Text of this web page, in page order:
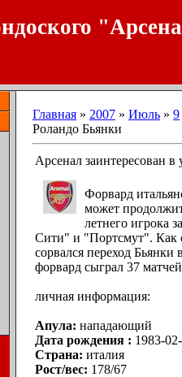
Главная » 2007 » Июль » 9
Роландо Бьянки
Арсенал заинтересован
Форвард
может
летнего игрока
Сити" и "Портсмут". Как
сорвался переход
форвард сыграл 37
личная информация:
Апула: нападающий
Дата рождения : 1983-
Страна: италия
Рост/вес: 178/67